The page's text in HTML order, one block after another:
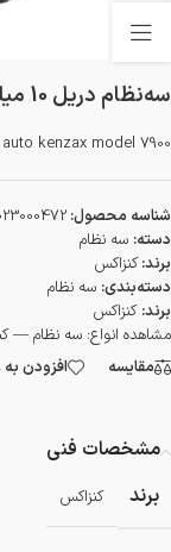
سه‌نظام دریل 10 میلی‌متر اتومات کنزاکس مدل 7900
kenzax model 7900
شناسه محصول:
دسته: سه نظام
برند:کنزاکس
دسته‌بندی: سه نظام
برند: کنزاکس
مشاهده انواع: سه نظام —
مقایسه
افزودن
مشخصات فنی
برند
کنزاکس